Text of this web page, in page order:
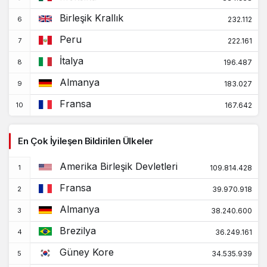
Botsvana
Brezilya
+0
711.380
+0
İngiliz Virgin Adaları
Brunei
225
Bulgaristan
+0
Burkina Faso
22.114
+0
400
+0
Burundi
54.721 38
+0
Cape Verde
+0
417
+0
139.103 3.056
Birleşik Krallık 232.112
Peru 222.161
İtalya 196.487
Almanya 183.027
Fransa 167.642
En Çok İyileşen Bildirilen Ülkeler
Amerika Birleşik Devletleri 109.814.428
Fransa 39.970.918
Almanya 38.240.600
Brezilya 36.249.161
Güney Kore 34.535.939